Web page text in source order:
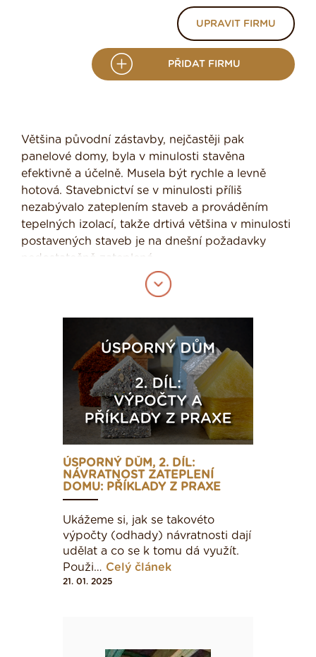
UPRAVIT FIRMU
PŘIDAT FIRMU
Většina původní zástavby, nejčastěji pak
panelové domy, byla v minulosti stavěna
efektivně a účelně. Musela být rychle a levně
hotová. Stavebnictví se v minulosti příliš
nezabývalo zateplením staveb a prováděním
tepelných izolací, takže drtivá většina v minulosti
postavených staveb je na dnešní požadavky
nedostatečně zateplená.
Proto můžete v dnešní době vídat čím dál častěji,
většinou u panelových domů, lešení a stavební
už navíc neodpovídají evropské normě o
zateplení budov a konstrukcí.
TEPELNĚ IZOLAČNÍ
MATERIÁLY NA ZATEPLENÍ
ÚSPORNÝ DŮM, 2. DÍL:
NÁVRATNOST ZATEPLENÍ
DOMU: PŘÍKLADY Z PRAXE
Ukážeme si, jak se takovéto
výpočty (odhady) návratnosti dají
udělat a co se k tomu dá využít.
Použi… Celý článek
21. 01. 2025